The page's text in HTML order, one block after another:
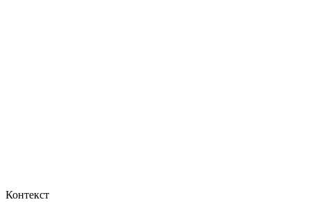
Контекст